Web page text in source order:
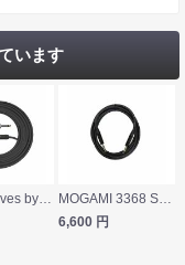
います
Planet Waves by D’Addario PW-AMSG-30 9.1m SS 楽器用シールドケーブル
6,600 円